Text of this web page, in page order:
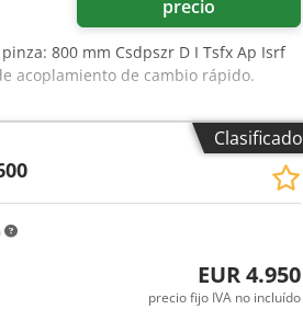
precio
800 mm Csdpszr D I Tsfx Ap Isrf
acoplamiento de cambio rápido.
Clasificado
EUR 4.950
precio fijo IVA no incluído